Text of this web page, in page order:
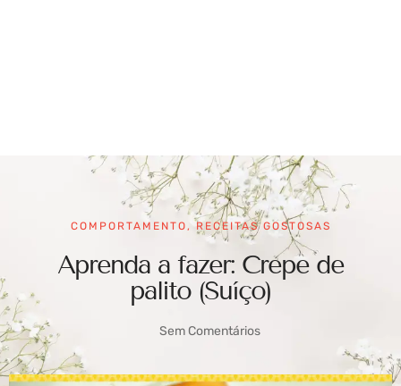
COMPORTAMENTO ,RECEITAS GOSTOSAS
Aprenda a fazer: Crepe de
palito (Suíço)
Sem Comentários